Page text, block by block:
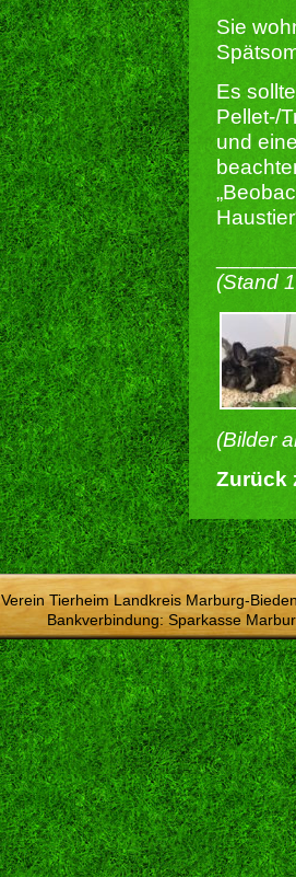
Sie
Es
Pellet-/
und
(Stand
(Bilder
Zurück
Verein Tierheim Landkreis Marburg-
Bankverbindung: Sparkasse